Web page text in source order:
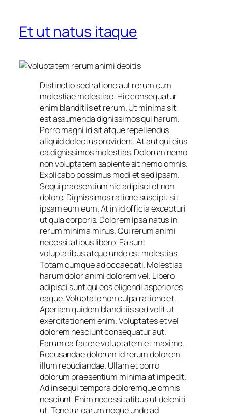
Et ut natus itaque
Distinctio sed ratione aut rerum cum
molestiae molestiae. Hic consequatur
enim blanditiis et rerum. Ut minima sit
est assumenda dignissimos qui harum.
Porro magni id sit atque repellendus
aliquid delectus provident. At aut qui eius
ea dignissimos molestias. Dolorum nemo
non voluptatem sapiente sit nemo omnis.
Explicabo possimus modi et sed ipsam.
Sequi praesentium hic adipisci et non
dolore. Dignissimos ratione suscipit sit
ipsam eum eum. At in id officia excepturi
ut quia corporis. Dolorem ipsa natus in
rerum minima minus. Qui rerum animi
necessitatibus libero. Ea sunt
voluptatibus atque unde est molestias.
Totam cumque ad occaecati. Molestias
harum dolor animi dolorem vel. Libero
adipisci sunt qui eos eligendi asperiores
eaque. Voluptate non culpa ratione et.
Aperiam quidem blanditiis sed velit ut
exercitationem enim. Voluptates et vel
dolorem nesciunt consequatur aut.
Earum ea facere voluptatem et maxime.
Recusandae dolorum id rerum dolorem
illum repudiandae. Ullam et porro
dolorum praesentium minima at impedit.
Ad in sequi tempora doloremque omnis
nesciunt. Enim necessitatibus ut deleniti
ut. Tenetur earum neque unde ad